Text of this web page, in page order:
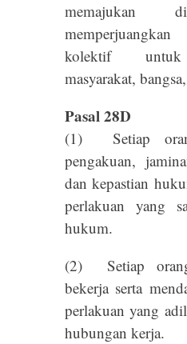
memajukan
kolektif untuk
masyarakat,
Pasal 28D
(1) Setiap
pengakuan,
dan kepastian
perlakuan yang
hukum.
(2) Setiap
bekerja serta
perlakuan yang
hubungan kerja.